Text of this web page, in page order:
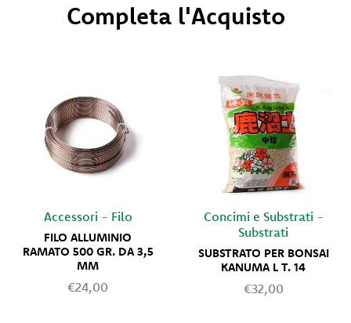
Completa l'Acquisto
Accessori- Filo
FILO ALLUMINIO
RAMATO 500 GR. DA 3,5
MM
€24,00
Concimi e Substrati-
Substrati
SUBSTRATO PER BONSAI
KANUMA L T. 14
€32,00